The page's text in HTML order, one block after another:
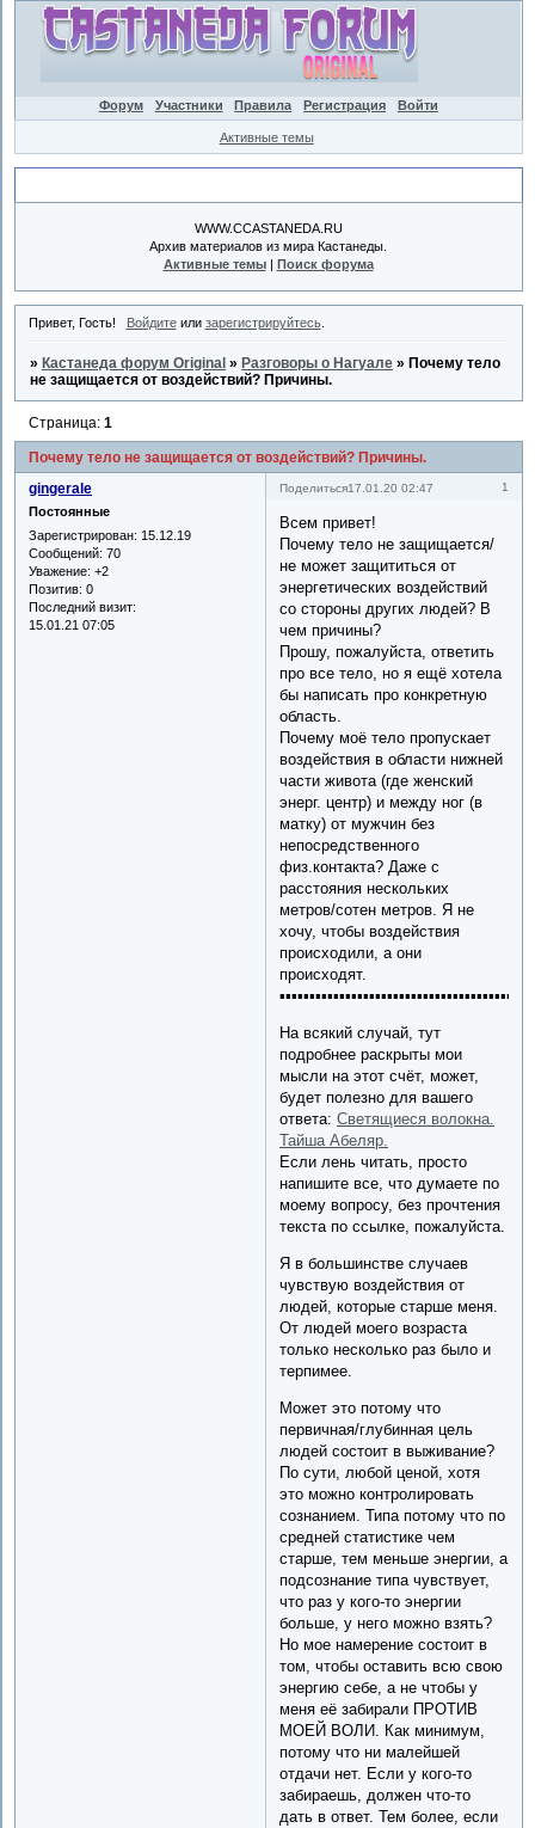
Форум Участники Правила Регистрация Войти
Активные темы
WWW.CCASTANEDA.RU
Архив материалов из мира Кастанеды.
Активные темы| Поиск форума
Привет, Гость! Войдитеили зарегистрируйтесь.
» Кастанеда форум Original » Разговоры о Нагуале » Почему тело
не защищается от воздействий? Причины.
Почему тело не защищается от воздействий? Причины.
Страница:1
Поделиться 1
17.01.20 02:47
gingerale
Постоянные
Зарегистрирован: 15.12.19
Сообщений: 70
Уважение: +2
Позитив: 0
Последний визит:
15.01.21 07:05
Всем привет!
Почему тело не защищается/
не может защититься от
энергетических воздействий
со стороны других людей? В
чем причины?
Прошу, пожалуйста, ответить
про все тело, но я ещё хотела
бы написать про конкретную
область.
Почему моё тело пропускает
воздействия в области нижней
части живота (где женский
энерг. центр) и между ног (в
матку) от мужчин без
непосредственного
физ.контакта? Даже с
расстояния нескольких
метров/сотен метров. Я не
хочу, чтобы воздействия
происходили, а они
происходят.
На всякий случай, тут
подробнее раскрыты мои
мысли на этот счёт, может,
будет полезно для вашего
ответа:Светящиеся волокна.
Тайша Абеляр.
Если лень читать, просто
напишите все, что думаете по
моему вопросу, без прочтения
текста по ссылке, пожалуйста.
Я в большинстве случаев
чувствую воздействия от
людей, которые старше меня.
От людей моего возраста
только несколько раз было и
терпимее.
Может это потому что
первичная/глубинная цель
людей состоит в выживание?
По сути, любой ценой, хотя
это можно контролировать
сознанием. Типа потому что по
средней статистике чем
старше, тем меньше энергии, а
подсознание типа чувствует,
что раз у кого-то энергии
больше, у него можно взять?
Но мое намерение состоит в
том, чтобы оставить всю свою
энергию себе, а не чтобы у
меня её забирали ПРОТИВ
МОЕЙ ВОЛИ. Как минимум,
потому что ни малейшей
отдачи нет. Если у кого-то
забираешь, должен что-то
дать в ответ. Тем более, если